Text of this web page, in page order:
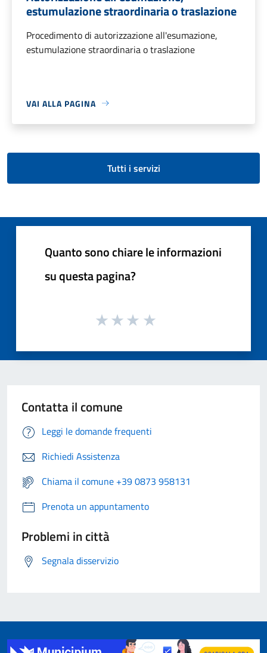
estumulazione straordinaria o traslazione
Procedimento di autorizzazione all'esumazione,
estumulazione straordinaria o traslazione
VAI ALLA PAGINA
Tutti i servizi
Quanto sono chiare le informazioni
su questa pagina?
Contatta il comune
Leggi le domande frequenti
Richiedi Assistenza
Chiama il comune +39 0873 958131
Prenota un appuntamento
Problemi in città
Segnala disservizio